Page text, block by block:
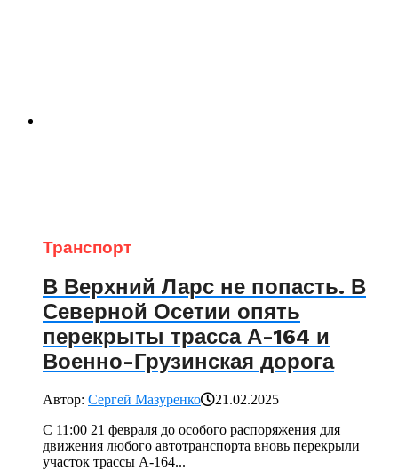
Транспорт
В Верхний Ларс не попасть. В
Северной Осетии опять
перекрыты трасса А-164 и
Военно-Грузинская дорога
Автор: Сергей Мазуренко
21.02.2025
С 11:00 21 февраля до особого распоряжения для
движения любого автотранспорта вновь перекрыли
участок трассы А-164...